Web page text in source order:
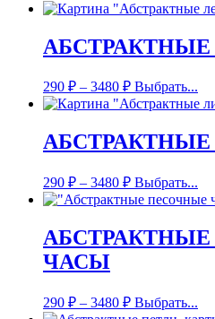
290 ₽ – 3480 ₽ Выбрать...
290 ₽ – 3480 ₽ Выбрать...
ЧАСЫ
290 ₽ – 3480 ₽ Выбрать...